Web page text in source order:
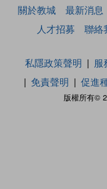
關於教城 最新消息
人才招募
聯絡
版權所有©
私隱政策聲明 服
免責聲明
促進